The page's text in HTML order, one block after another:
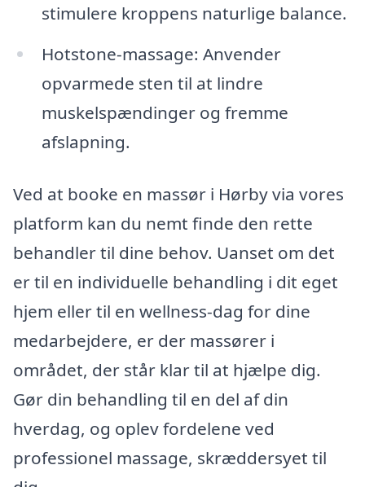
stimulere kroppens naturlige balance.
Hotstone-massage: Anvender
opvarmede sten til at lindre
muskelspændinger og fremme
afslapning.
Ved at booke en massør i Hørby via vores
platform kan du nemt finde den rette
behandler til dine behov. Uanset om det
er til en individuelle behandling i dit eget
hjem eller til en wellness-dag for dine
medarbejdere, er der massører i
området, der står klar til at hjælpe dig.
Gør din behandling til en del af din
hverdag, og oplev fordelene ved
professionel massage, skræddersyet til